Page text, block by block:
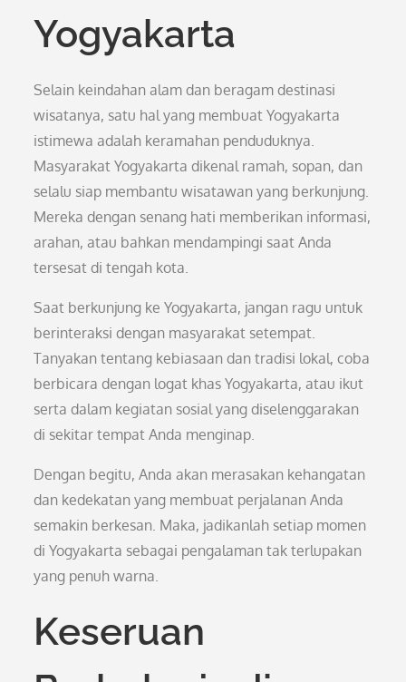
Yogyakarta
Selain keindahan alam dan beragam destinasi
wisatanya, satu hal yang membuat Yogyakarta
istimewa adalah keramahan penduduknya.
Masyarakat Yogyakarta dikenal ramah, sopan, dan
selalu siap membantu wisatawan yang berkunjung.
Mereka dengan senang hati memberikan informasi,
arahan, atau bahkan mendampingi saat Anda
tersesat di tengah kota.
Saat berkunjung ke Yogyakarta, jangan ragu untuk
berinteraksi dengan masyarakat setempat.
Tanyakan tentang kebiasaan dan tradisi lokal, coba
berbicara dengan logat khas Yogyakarta, atau ikut
serta dalam kegiatan sosial yang diselenggarakan
di sekitar tempat Anda menginap.
Dengan begitu, Anda akan merasakan kehangatan
dan kedekatan yang membuat perjalanan Anda
semakin berkesan. Maka, jadikanlah setiap momen
di Yogyakarta sebagai pengalaman tak terlupakan
yang penuh warna.
Keseruan